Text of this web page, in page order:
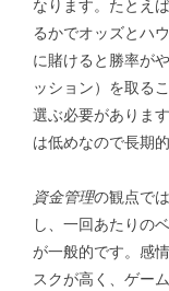
なります。たとえ
るかでオッズとハ
に賭けると勝率が
ッション）を取る
選ぶ必要がありま
は低めなので長期
資金管理の観点で
し、一回あたりの
が一般的です。感
スクが高く、ゲー